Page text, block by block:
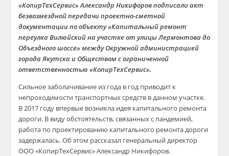
«КопирТехСервис» Александр Никифоров подписали акт
безвозмездной передачи проектно-сметной
документации по объекту «Капитальный ремонт
переулка Вилюйский на участке от улицы Лермонтова до
Объездного шоссе» между Окружной администрацией
города Якутска и Обществом с ограниченной
ответственностью «КопирТехСервис».
Сильное заболачивание из года в год приводит к
непроходимости транспортных средств в данном участке.
В 2017 году впервые возникла идея капитального ремонта
дороги. В виду обстоятельств, связанных с пандемией,
работа по проектированию капитального ремонта дороги
задержалась. Об этом рассказал генеральный директор
ООО «КопирТехСервис» Александр Никифоров.